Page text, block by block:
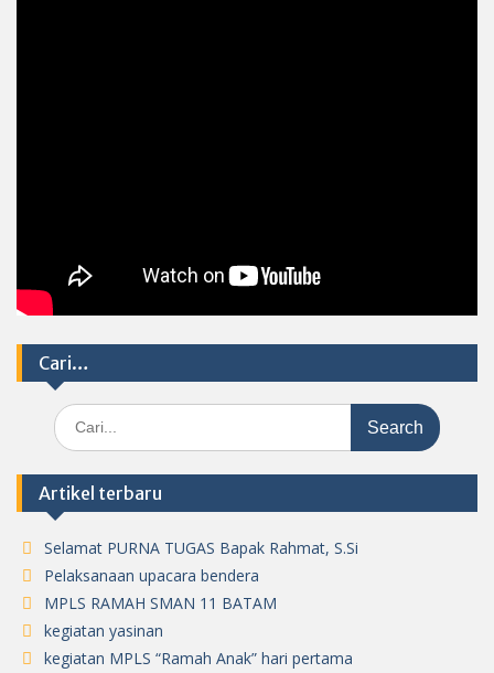
Cari…
Search
for:
Artikel terbaru
Selamat PURNA TUGAS Bapak Rahmat, S.Si
Pelaksanaan upacara bendera
MPLS RAMAH SMAN 11 BATAM
kegiatan yasinan
kegiatan MPLS “Ramah Anak” hari pertama